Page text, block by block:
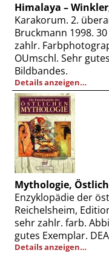
Himalaya –
Karakorum. 2.
Bruckmann 1998.
zahlr.
OUmschl. Sehr
Bildbandes.
Details anzeigen…
Mythologie,
Enzyklopädie der
Reichelsheim,
sehr zahlr. farb.
gutes Exemplar.
Details anzeigen…